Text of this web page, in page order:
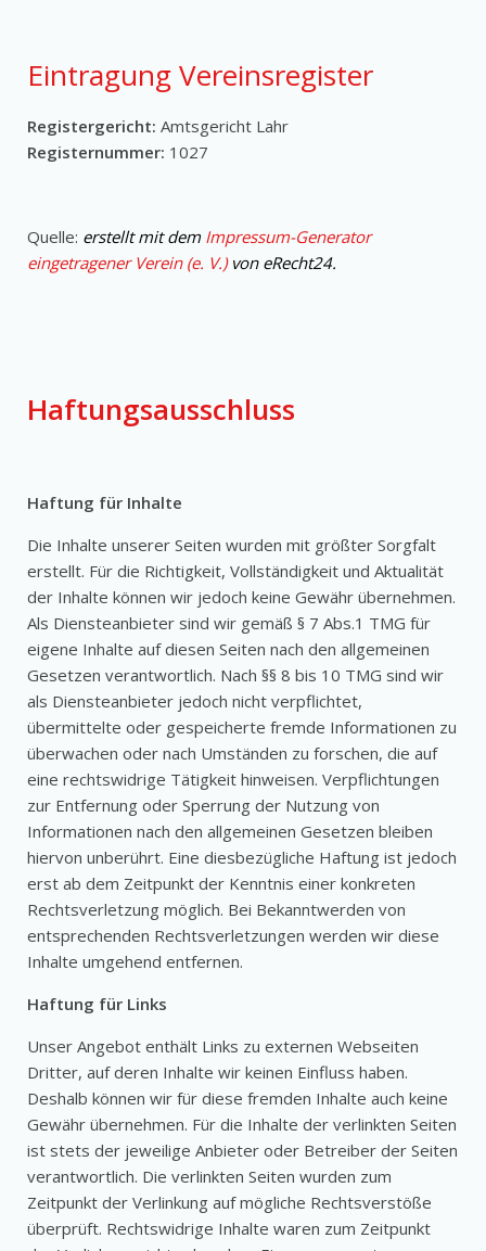
Eintragung Vereinsregister
Registergericht: Amtsgericht Lahr
Registernummer: 1027
Quelle: erstellt mit dem Impressum-Generator
eingetragener Verein (e. V.)von eRecht24.
Haftungsausschluss
Haftung für Inhalte
Die Inhalte unserer Seiten wurden mit größter Sorgfalt
erstellt. Für die Richtigkeit, Vollständigkeit und Aktualität
der Inhalte können wir jedoch keine Gewähr übernehmen.
Als Diensteanbieter sind wir gemäß § 7 Abs.1 TMG für
eigene Inhalte auf diesen Seiten nach den allgemeinen
Gesetzen verantwortlich. Nach §§ 8 bis 10 TMG sind wir
als Diensteanbieter jedoch nicht verpflichtet,
übermittelte oder gespeicherte fremde Informationen zu
überwachen oder nach Umständen zu forschen, die auf
eine rechtswidrige Tätigkeit hinweisen. Verpflichtungen
zur Entfernung oder Sperrung der Nutzung von
Informationen nach den allgemeinen Gesetzen bleiben
hiervon unberührt. Eine diesbezügliche Haftung ist jedoch
erst ab dem Zeitpunkt der Kenntnis einer konkreten
Rechtsverletzung möglich. Bei Bekanntwerden von
entsprechenden Rechtsverletzungen werden wir diese
Inhalte umgehend entfernen.
Haftung für Links
Unser Angebot enthält Links zu externen Webseiten
Dritter, auf deren Inhalte wir keinen Einfluss haben.
Deshalb können wir für diese fremden Inhalte auch keine
Gewähr übernehmen. Für die Inhalte der verlinkten Seiten
ist stets der jeweilige Anbieter oder Betreiber der Seiten
verantwortlich. Die verlinkten Seiten wurden zum
Zeitpunkt der Verlinkung auf mögliche Rechtsverstöße
überprüft. Rechtswidrige Inhalte waren zum Zeitpunkt